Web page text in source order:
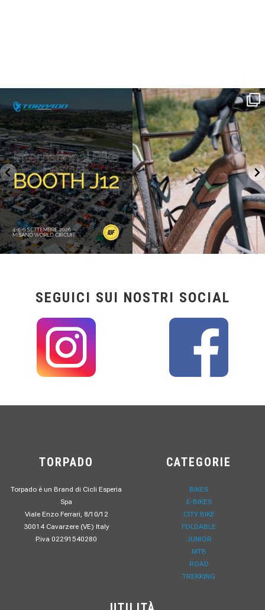
IBF sta per...
17 1
Kepler R è la gravel pensata per affrontare
lunghe...
27 0
SEGUICI SUI NOSTRI SOCIAL
TORPADO
Torpado è un Brand di Cicli Esperia
Spa
Viale Enzo Ferrari, 8/10/12
30014 Cavarzere (VE) Italy
P.iva 02291540280
CATEGORIE
BIKES
E-BIKES
CITY BIKE
FOLDABLE
JUNIOR
MTB
ROAD
TREKKING